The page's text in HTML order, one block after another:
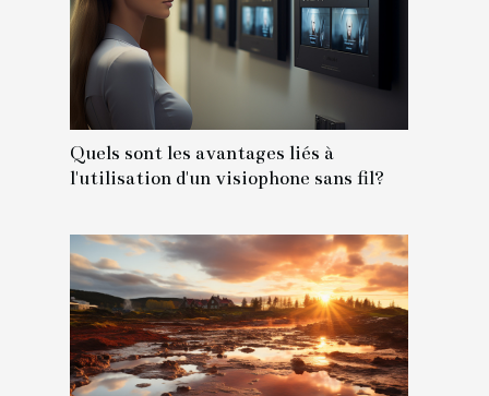
Quels sont les avantages liés à
l'utilisation d'un visiophone sans fil?